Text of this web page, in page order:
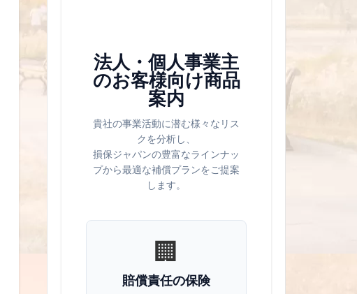
法人・個人事業主
のお客様向け商品
案内
貴社の事業活動に潜む様々なリス
クを分析し、
損保ジャパンの豊富なラインナッ
プから最適な補償プランをご提案
します。
🏢
賠償責任の保険